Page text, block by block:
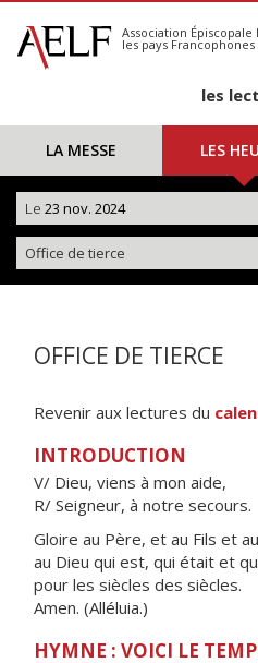
S'abonner
Calendrier
Association
les pays Francophones
les
LA MESSE LES
Le 23 nov. 2024
Office de tierce
OFFICE DE TIERCE
Revenir aux lectures du
INTRODUCTION
V/ Dieu, viens à mon aide,
R/ Seigneur, à notre secours.
Gloire au Père, et au Fils et
au Dieu qui est, qui était et
pour les siècles des siècles.
Amen. (Alléluia.)
HYMNE : VOICI LE